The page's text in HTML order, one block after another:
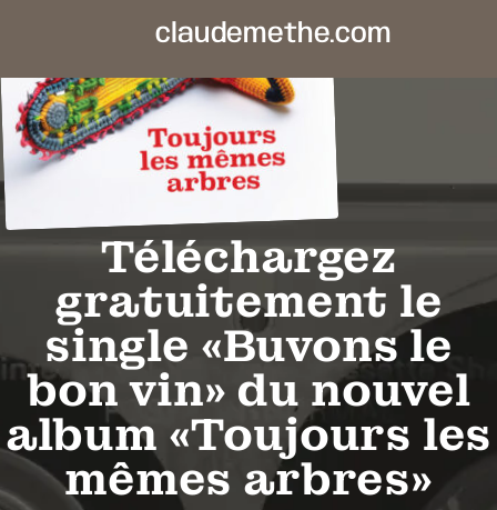
claudemethe.com
Téléchargez
gratuitement le
single «Buvons le
bon vin» du nouvel
album «Toujours les
mêmes arbres»